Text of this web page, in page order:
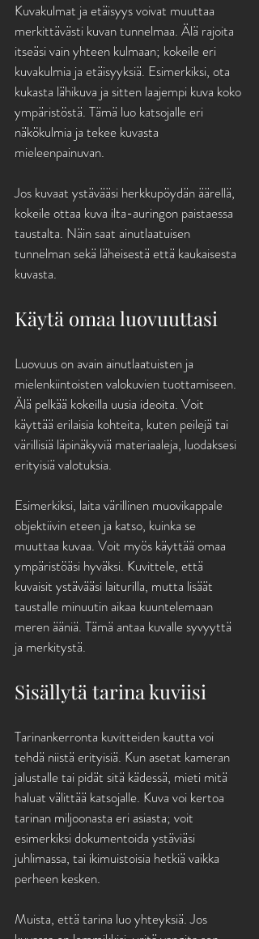
Kuvakulmat ja etäisyys voivat muuttaa
merkittävästi kuvan tunnelmaa. Älä rajoita
itseäsi vain yhteen kulmaan; kokeile eri
kuvakulmia ja etäisyyksiä. Esimerkiksi, ota
kukasta lähikuva ja sitten laajempi kuva koko
ympäristöstä. Tämä luo katsojalle eri
näkökulmia ja tekee kuvasta
mieleenpainuvan.
Jos kuvaat ystävääsi herkkupöydän äärellä,
kokeile ottaa kuva ilta-auringon paistaessa
taustalta. Näin saat ainutlaatuisen
tunnelman sekä läheisestä että kaukaisesta
kuvasta.
Käytä omaa luovuuttasi
Luovuus on avain ainutlaatuisten ja
mielenkiintoisten valokuvien tuottamiseen.
Älä pelkää kokeilla uusia ideoita. Voit
käyttää erilaisia kohteita, kuten peilejä tai
värillisiä läpinäkyviä materiaaleja, luodaksesi
erityisiä valotuksia.
Esimerkiksi, laita värillinen muovikappale
objektiivin eteen ja katso, kuinka se
muuttaa kuvaa. Voit myös käyttää omaa
ympäristöäsi hyväksi. Kuvittele, että
kuvaisit ystävääsi laiturilla, mutta lisäät
taustalle minuutin aikaa kuuntelemaan
meren ääniä. Tämä antaa kuvalle syvyyttä
ja merkitystä.
Sisällytä tarina kuviisi
Tarinankerronta kuvitteiden kautta voi
tehdä niistä erityisiä. Kun asetat kameran
jalustalle tai pidät sitä kädessä, mieti mitä
haluat välittää katsojalle. Kuva voi kertoa
tarinan miljoonasta eri asiasta; voit
esimerkiksi dokumentoida ystäviäsi
juhlimassa, tai ikimuistoisia hetkiä vaikka
perheen kesken.
Muista, että tarina luo yhteyksiä. Jos